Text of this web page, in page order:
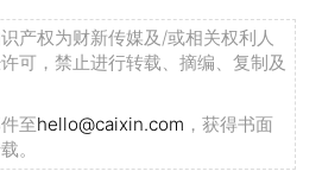
产权为财新传媒及/或相关权利人
可，禁止进行转载、摘编、复制及
至hello@caixin.com ，获得书面
。